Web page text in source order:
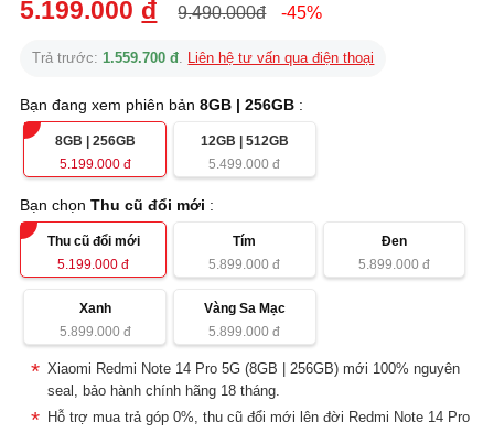
5.199.000 đ 9.490.000đ -45%
Trả trước:1.559.700 đ. Liên hệ tư vấn qua điện thoại
Bạn đang xem phiên bản8GB | 256GB :
8GB | 256GB
5.199.000đ
12GB | 512GB
5.499.000 đ
Bạn chọnThu cũ đổi mới :
Thu cũ đổi mới
5.199.000 đ
Tím
5.899.000 đ
Đen
5.899.000 đ
Xanh
5.899.000đ
Vàng Sa Mạc
5.899.000 đ
Xiaomi Redmi Note 14 Pro 5G (8GB | 256GB) mới 100% nguyên
seal, bảo hành chính hãng 18 tháng.
Hỗ trợ mua trả góp 0%, thu cũ đổi mới lên đời Redmi Note 14 Pro